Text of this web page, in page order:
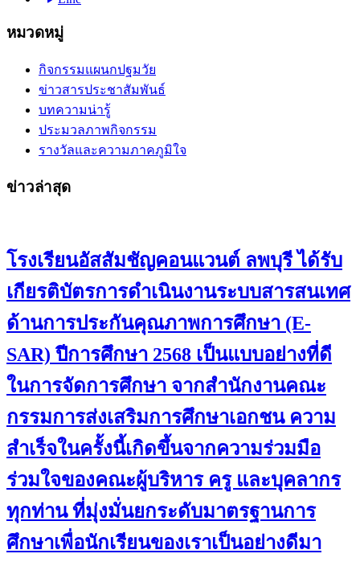
หมวดหมู่
กิจกรรมแผนกปฐมวัย
ข่าวสารประชาสัมพันธ์
บทความน่ารู้
ประมวลภาพกิจกรรม
รางวัลและความภาคภูมิใจ
ข่าวล่าสุด
โรงเรียนอัสสัมชัญคอนแวนต์ ลพบุรี ได้รับ
เกียรติบัตรการดำเนินงานระบบสารสนเทศ
ด้านการประกันคุณภาพการศึกษา (E-
SAR) ปีการศึกษา 2568 เป็นแบบอย่างที่ดี
ในการจัดการศึกษา จากสำนักงานคณะ
กรรมการส่งเสริมการศึกษาเอกชน ความ
สำเร็จในครั้งนี้เกิดขึ้นจากความร่วมมือ
ร่วมใจของคณะผู้บริหาร ครู และบุคลากร
ทุกท่าน ที่มุ่งมั่นยกระดับมาตรฐานการ
ศึกษาเพื่อนักเรียนของเราเป็นอย่างดีมา